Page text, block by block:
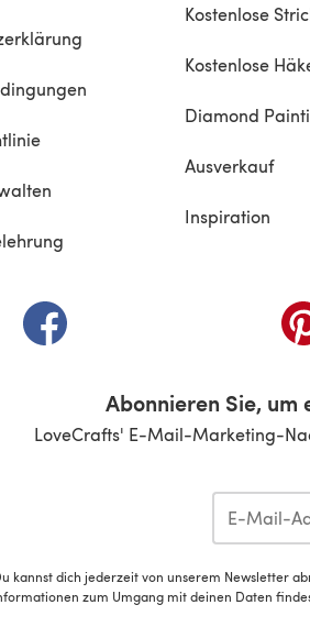
Kostenlose
Kostenlose
Diamond
Ausverkauf
Inspiration
(öffnet sich in einem neuen Tab)
Abonnieren Sie, um
LoveCrafts' E-Mail-Marketing-
kannst dich jederzeit von unserem Newsletter
zum Umgang mit deinen Daten